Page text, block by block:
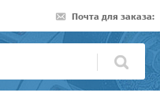
Почта для заказа: